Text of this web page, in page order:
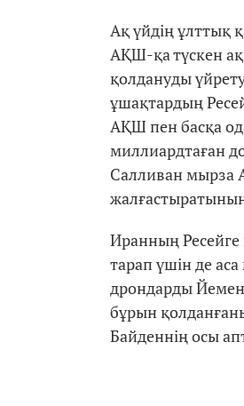
Ақ үйдің ұлттық
АҚШ-қа түскен
қолдануды
ұшақтардың
АҚШ пен басқа
миллиардтаған
Салливан мырза
Иранның Ресейге
тарап үшін де
дрондарды
бұрын
Байденнің осы